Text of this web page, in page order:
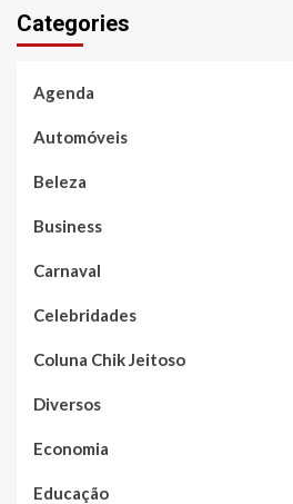
Categories
Agenda
Automóveis
Beleza
Business
Carnaval
Celebridades
Coluna Chik Jeitoso
Diversos
Economia
Educação